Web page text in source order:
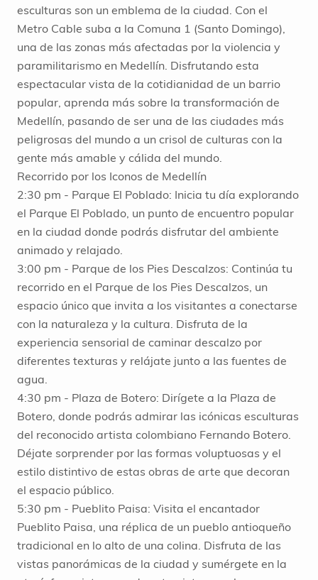
esculturas son un emblema de la ciudad. Con el
Metro Cable suba a la Comuna 1 (Santo Domingo),
una de las zonas más afectadas por la violencia y
paramilitarismo en Medellín. Disfrutando esta
espectacular vista de la cotidianidad de un barrio
popular, aprenda más sobre la transformación de
Medellín, pasando de ser una de las ciudades más
peligrosas del mundo a un crisol de culturas con la
gente más amable y cálida del mundo.
Recorrido por los Iconos de Medellín
2:30 pm - Parque El Poblado: Inicia tu día explorando
el Parque El Poblado, un punto de encuentro popular
en la ciudad donde podrás disfrutar del ambiente
animado y relajado.
3:00 pm - Parque de los Pies Descalzos: Continúa tu
recorrido en el Parque de los Pies Descalzos, un
espacio único que invita a los visitantes a conectarse
con la naturaleza y la cultura. Disfruta de la
experiencia sensorial de caminar descalzo por
diferentes texturas y relájate junto a las fuentes de
agua.
4:30 pm - Plaza de Botero: Dirígete a la Plaza de
Botero, donde podrás admirar las icónicas esculturas
del reconocido artista colombiano Fernando Botero.
Déjate sorprender por las formas voluptuosas y el
estilo distintivo de estas obras de arte que decoran
el espacio público.
5:30 pm - Pueblito Paisa: Visita el encantador
Pueblito Paisa, una réplica de un pueblo antioqueño
tradicional en lo alto de una colina. Disfruta de las
vistas panorámicas de la ciudad y sumérgete en la